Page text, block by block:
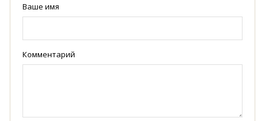
Ваше имя
Комментарий